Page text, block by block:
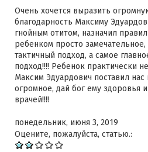
Очень хочется выразить
благодарность Максиму
гнойным отитом, назначил
ребенком просто
тактичный подход, а самое
подход!!!! Ребенок практически
Максим Эдуардович поставил нас
огромное, дай бог ему здоровья
врачей!!!!
понедельник, июня 3, 2019
Оцените, пожалуйста, статью.: